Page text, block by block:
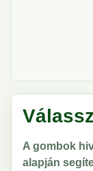
A gombok
alapján